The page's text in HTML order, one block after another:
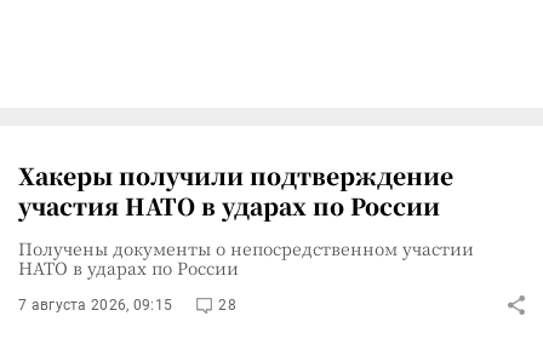
Хакеры получили подтверждение
участия НАТО в ударах по России
Получены документы о непосредственном участии
НАТО в ударах по России
7 августа 2026, 09:15 28